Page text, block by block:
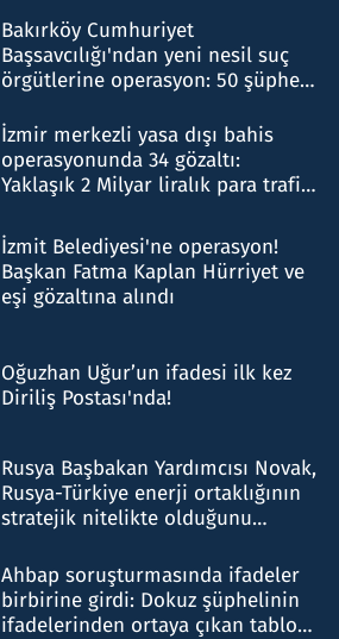
Bakırköy Cumhuriyet
Başsavcılığı'ndan yeni nesil suç
örgütlerine operasyon: 50 şüpheli
İzmir merkezli yasa dışı bahis
operasyonunda 34 gözaltı:
Yaklaşık 2 Milyar liralık para trafiği
İzmit Belediyesi'ne operasyon!
Başkan Fatma Kaplan Hürriyet ve
eşi gözaltına alındı
Oğuzhan Uğur’un ifadesi ilk kez
Diriliş Postası'nda!
Rusya Başbakan Yardımcısı Novak,
Rusya-Türkiye enerji ortaklığının
stratejik nitelikte olduğunu
Ahbap soruşturmasında ifadeler
birbirine girdi: Dokuz şüphelinin
ifadelerinden ortaya çıkan tablo